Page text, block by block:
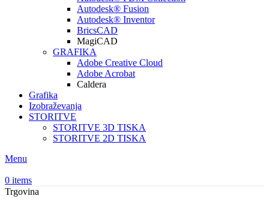
Autodesk® Fusion
Autodesk® Inventor
BricsCAD
MagiCAD
GRAFIKA
Adobe Creative Cloud
Adobe Acrobat
Caldera
Grafika
Izobraževanja
STORITVE
STORITVE 3D TISKA
STORITVE 2D TISKA
Menu
0 items
Trgovina